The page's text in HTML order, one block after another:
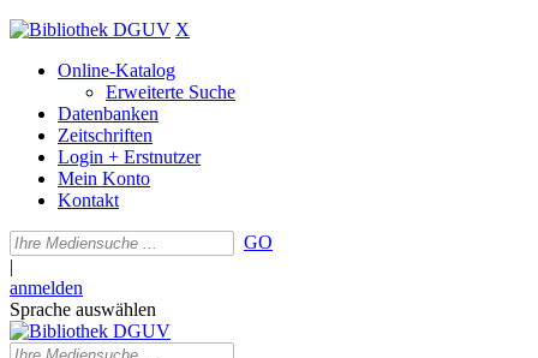
X
Online-Katalog
Erweiterte Suche
Datenbanken
Zeitschriften
Login + Erstnutzer
Mein Konto
Kontakt
GO
|
anmelden
Sprache auswählen